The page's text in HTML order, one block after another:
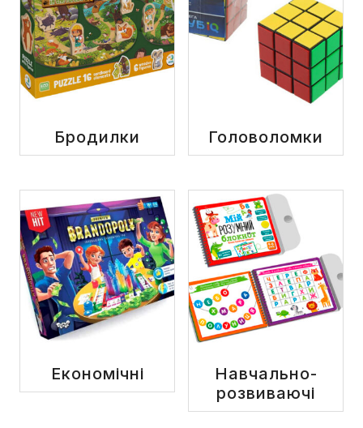
Бродилки Головоломки
Економічні
Навчально-
розвиваючі